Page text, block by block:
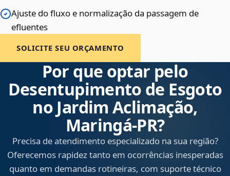
Ajuste do fluxo e normalização da passagem de
efluentes
SOLICITE SEU ORÇAMENTO
Por que optar pelo
Desentupimento de Esgoto
no Jardim Aclimação,
Maringá‑PR?
Precisa de atendimento especializado na sua região?
Oferecemos rapidez tanto em ocorrências inesperadas
quanto em demandas rotineiras, com suporte técnico